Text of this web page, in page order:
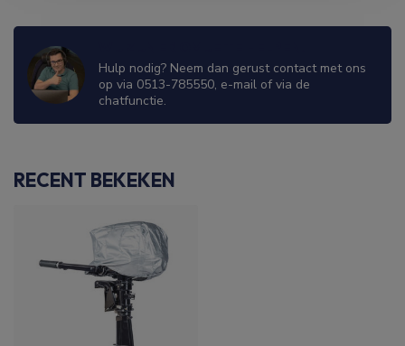
Hulp nodig? Neem dan gerust contact met ons
op via 0513-785550, e-mail of via de
chatfunctie.
RECENT BEKEKEN